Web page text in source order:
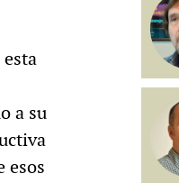
a su
esos